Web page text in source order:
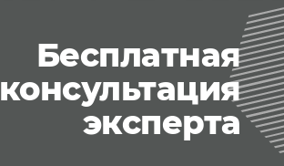
Бесплатная
консультация
эксперта